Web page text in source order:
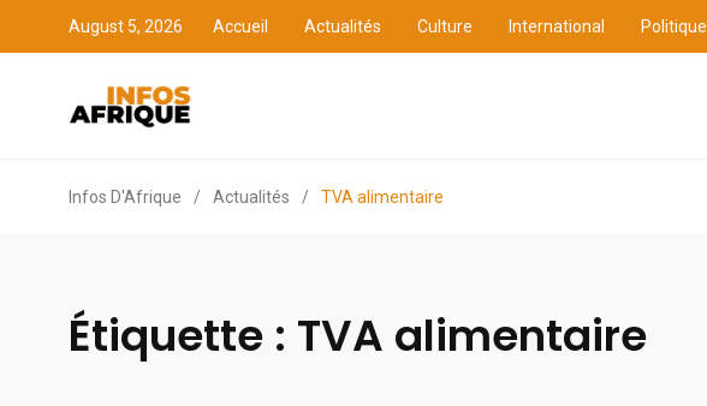
August 5, 2026 Accueil Actualités Culture International Politique
Infos D'Afrique / Actualités / TVA alimentaire
Étiquette : TVA alimentaire